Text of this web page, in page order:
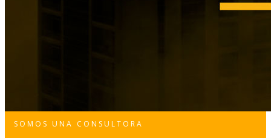
SOMOS UNA CONSULTORA